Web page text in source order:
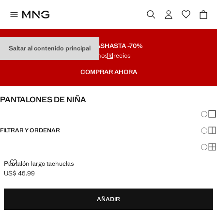
Saltar al contenido principal
REBAJASHASTA -70%
Últimos precios
COMPRAR AHORA
PANTALONES DE NIÑA
FILTRAR Y ORDENAR
Pantalón largo tachuelas
PANTALÓN LARGO TACHUELAS
Precio actual [US$ 45.99 ]
US$ 45.99
AÑADIR